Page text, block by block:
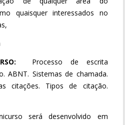
quaisquer interessados no
Processo de escrita
ABNT. Sistemas de chamada.
citações. Tipos de citação.
será desenvolvido em